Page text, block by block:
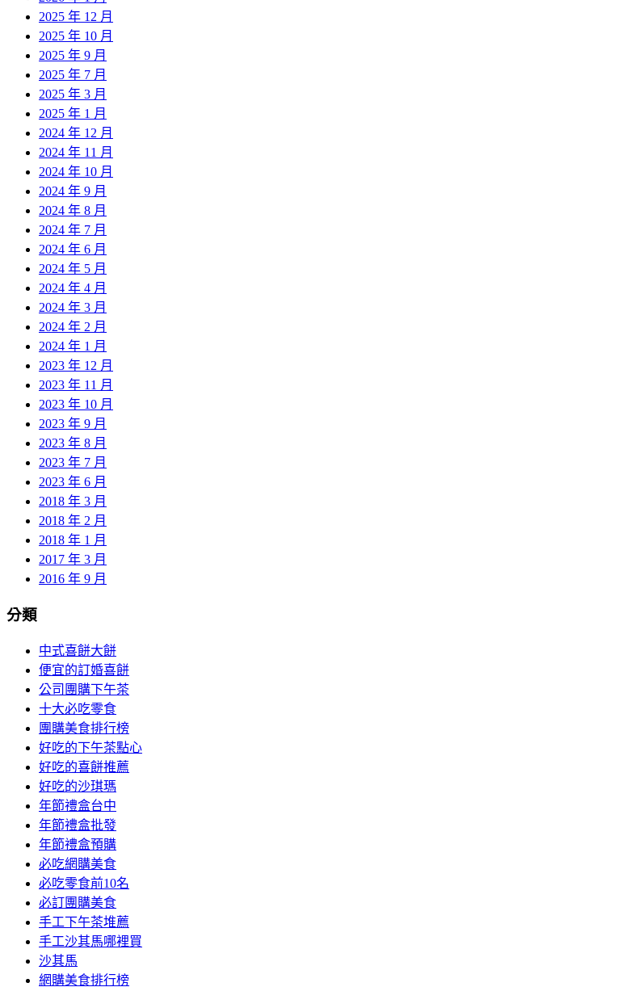
2025 年 12 月
2025 年 10 月
2025 年 9 月
2025 年 7 月
2025 年 3 月
2025 年 1 月
2024 年 12 月
2024 年 11 月
2024 年 10 月
2024 年 9 月
2024 年 8 月
2024 年 7 月
2024 年 6 月
2024 年 5 月
2024 年 4 月
2024 年 3 月
2024 年 2 月
2024 年 1 月
2023 年 12 月
2023 年 11 月
2023 年 10 月
2023 年 9 月
2023 年 8 月
2023 年 7 月
2023 年 6 月
2018 年 3 月
2018 年 2 月
2018 年 1 月
2017 年 3 月
2016 年 9 月
分類
中式喜餅大餅
便宜的訂婚喜餅
公司團購下午茶
十大必吃零食
團購美食排行榜
好吃的下午茶點心
好吃的喜餅推薦
好吃的沙琪瑪
年節禮盒台中
年節禮盒批發
年節禮盒預購
必吃網購美食
必吃零食前10名
必訂團購美食
手工下午茶堆薦
手工沙其馬哪裡買
沙其馬
網購美食排行榜